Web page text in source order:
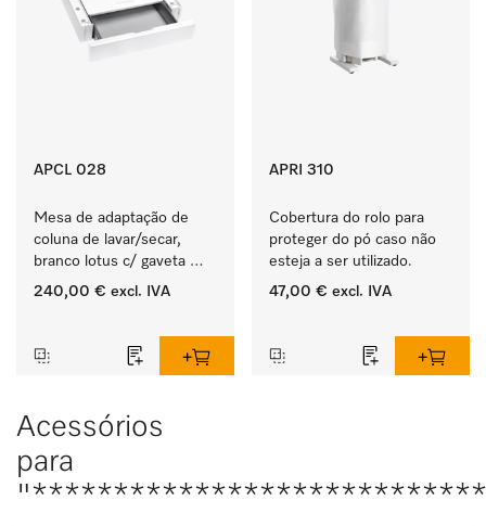
APCL 028
Mesa de adaptação de
coluna de lavar/secar,
branco lotus c/ gaveta
integrada para para uma
confortável.
240,00 € excl. IVA
APRI 310
Cobertura do rolo para
proteger do pó caso não
esteja a ser utilizado.
47,00 € excl. IVA
Acessórios
para